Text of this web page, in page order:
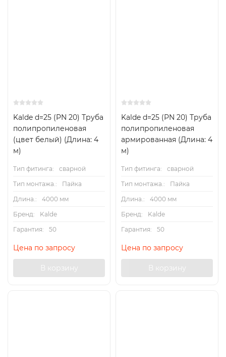
Kalde d=25 (PN 20) Труба
полипропиленовая
(цвет белый) (Длина: 4
м)
Тип фитинга:
сварной
Тип монтажа.:
Пайка
Длина.:
4000 мм
Бренд:
Kalde
Гарантия:
50
Цена по запросу
В корзину
Kalde d=25 (PN 20) Труба
полипропиленовая
армированная (Длина: 4
м)
Тип фитинга:
сварной
Тип монтажа.:
Пайка
Длина.:
4000 мм
Бренд:
Kalde
Гарантия:
50
Цена по запросу
В корзину